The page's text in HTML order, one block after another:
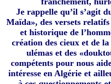
Je rappelle qu’il s’agit
Maïda», des versets
et historique de
création des cieux et de
ulémas et des
compétents pour nous
intéresse en Algérie et